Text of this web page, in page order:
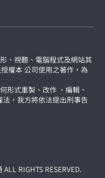
、視聽、電腦程式及網站其
權本 公司使用之著作，為
形式重製、改作 、編輯、
，我方將依法提出刑事告
RIGHTS RESERVED.